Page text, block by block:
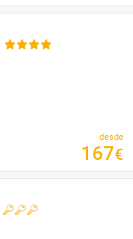
desde
167€